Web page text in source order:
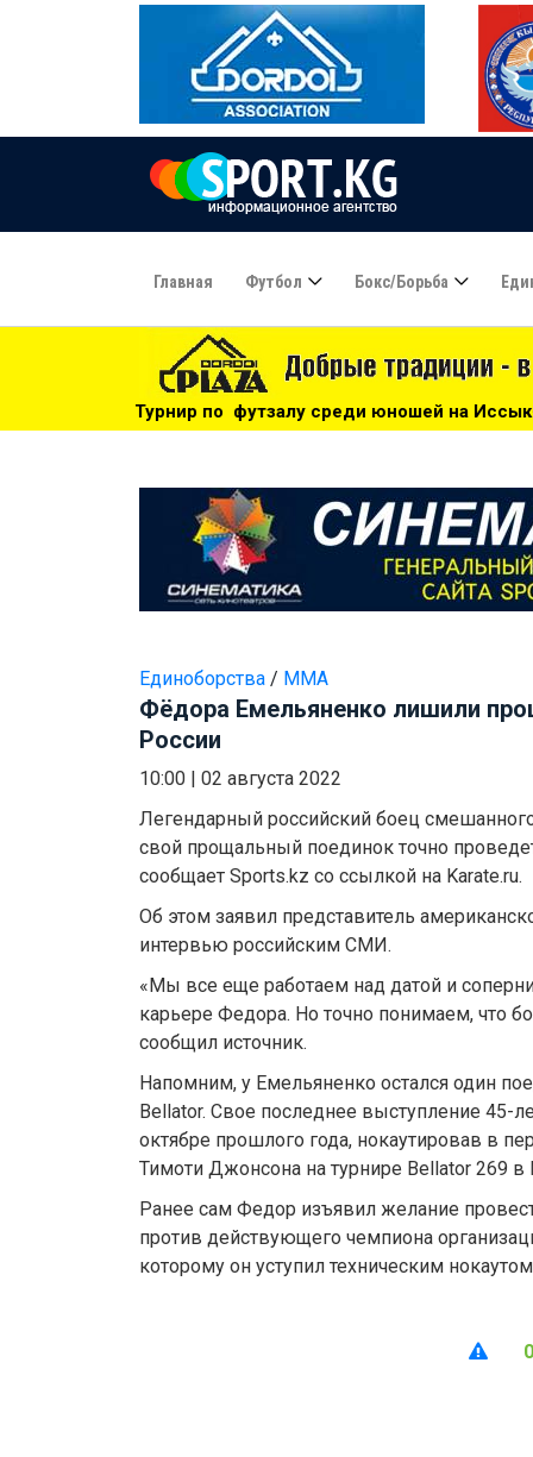
Главная Футбол Бокс/борьба
по футзалу среди юношей на Иссык-Куле: «Бишкек» -
Единоборства / ММА
Фёдора Емельяненко лишили
России
10:00
02 августа 2022
Легендарный российский боец
свой прощальный поединок точно
сообщает Sports.kz со ссылкой на Karate.ru.
Об этом заявил представитель
интервью российским СМИ.
«Мы все еще работаем над датой и
карьере Федора. Но точно понимаем, что
сообщил источник.
Напомним, у Емельяненко остался один
Bellator. Свое последнее выступление 45-
октябре прошлого года, нокаутировав в
Тимоти Джонсона на турнире Bellator 269 в
Ранее сам Федор изъявил желание
против действующего чемпиона
которому он уступил техническим
0